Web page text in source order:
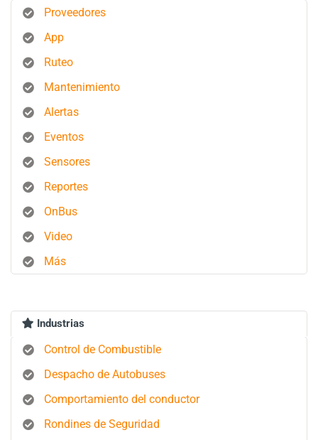
Proveedores
App
Ruteo
Mantenimiento
Alertas
Eventos
Sensores
Reportes
OnBus
Video
Más
Industrias
Control de Combustible
Despacho de Autobuses
Comportamiento del conductor
Rondines de Seguridad